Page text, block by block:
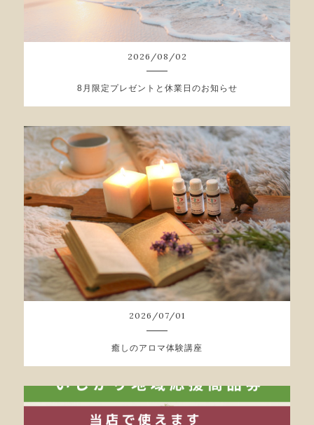
2026 /08 /02
8月限定プレゼントと休業日のお知らせ
2026 /07/01
癒しのアロマ体験講座